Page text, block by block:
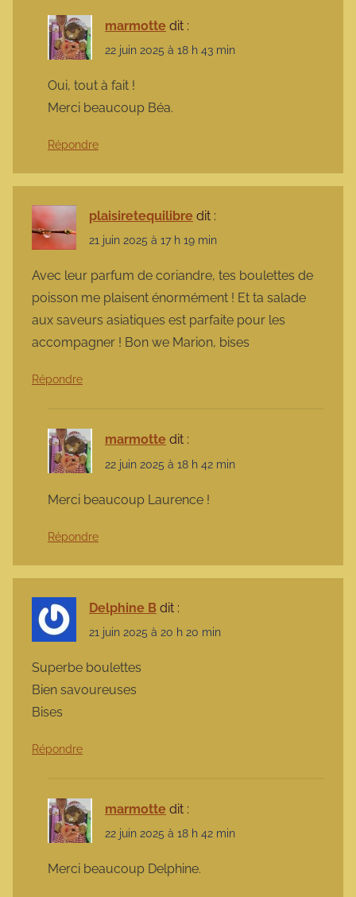
marmotte dit :
22 juin 2025 à 18 h 43 min
Oui, tout à fait !
Merci beaucoup Béa.
Répondre
plaisiretequilibre dit :
21 juin 2025 à 17 h 19 min
Avec leur parfum de coriandre, tes boulettes de
poisson me plaisent énormément ! Et ta salade
aux saveurs asiatiques est parfaite pour les
accompagner ! Bon we Marion, bises
Répondre
marmotte dit :
22 juin 2025 à 18 h 42 min
Merci beaucoup Laurence !
Répondre
Delphine B dit :
21 juin 2025 à 20 h 20 min
Superbe boulettes
Bien savoureuses
Bises
Répondre
marmotte dit :
22 juin 2025 à 18 h 42 min
Merci beaucoup Delphine.